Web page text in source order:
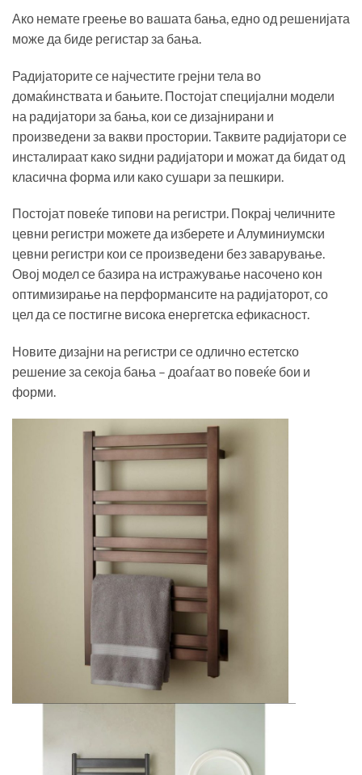
Ако немате греење во вашата бања, едно од решенијата
може да биде регистар за бања.
Радијаторите се најчестите грејни тела во
домаќинствата и бањите. Постојат специјални модели
на радијатори за бања, кои се дизајнирани и
произведени за вакви простории. Таквите радијатори се
инсталираат како ѕидни радијатори и можат да бидат од
класична форма или како сушари за пешкири.
Постојат повеќе типови на регистри. Покрај челичните
цевни регистри можете да изберете и Алуминиумски
цевни регистри кои се произведени без заварување.
Овој модел се базира на истражување насочено кон
оптимизирање на перформансите на радијаторот, со
цел да се постигне висока енергетска ефикасност.
Новите дизајни на регистри се одлично естетско
решение за секоја бања – доаѓаат во повеќе бои и
форми.